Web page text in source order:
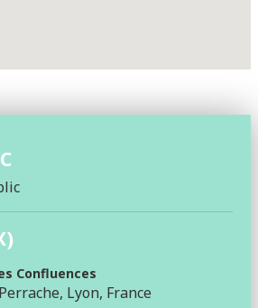
Confluences
Lyon, France